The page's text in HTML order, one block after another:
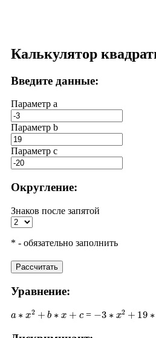
Калькулятор
Введите данные:
Параметр a
Параметр b
Параметр с
Округление:
Знаков после запятой
* - обязательно заполнить
Рассчитать
Уравнение:
2 b ∗ = 3∗ 2+ 19 ∗